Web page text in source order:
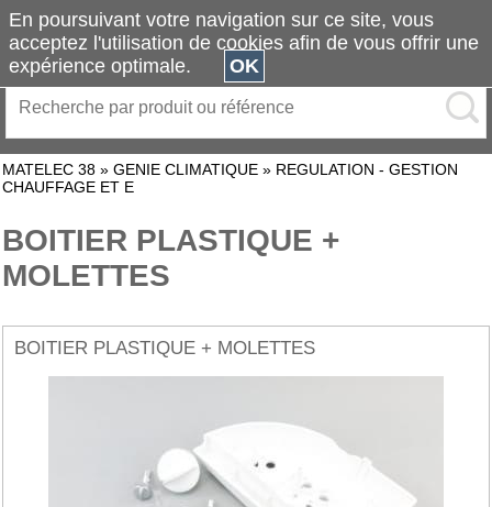
MATELEC 38 » GENIE CLIMATIQUE » REGULATION - GESTION
CHAUFFAGE ET E
BOITIER PLASTIQUE +
MOLETTES
BOITIER PLASTIQUE + MOLETTES
En poursuivant votre navigation sur ce site, vous
acceptez l'utilisation de cookies afin de vous offrir une
expérience optimale.
OK